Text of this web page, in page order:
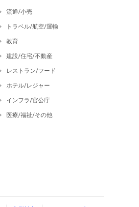
流通/小売
トラベル/航空/運輸
教育
建設/住宅/不動産
レストラン/フード
ホテル/レジャー
インフラ/官公庁
医療/福祉/その他